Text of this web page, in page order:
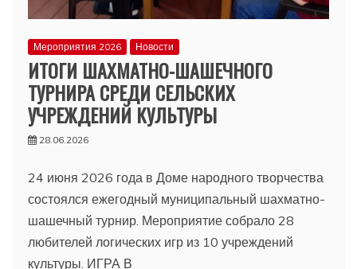
Мероприятия 2026 Новости
ИТОГИ ШАХМАТНО-ШАШЕЧНОГО
ТУРНИРА СРЕДИ СЕЛЬСКИХ
УЧРЕЖДЕНИЙ КУЛЬТУРЫ
28.06.2026
24 июня 2026 года в Доме народного творчества
состоялся ежегодный муниципальный шахматно-
шашечный турнир. Мероприятие собрало 28
любителей логических игр из 10 учреждений
культуры. ИГРА В